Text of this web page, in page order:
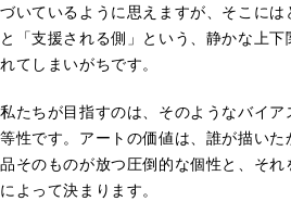
づいているように思えますが、そこには
と「支援される側」という、静かな上
れてしまいがちです。
私たちが目指すのは、そのようなバイ
等性です。アートの価値は、誰が描い
品そのものが放つ圧倒的な個性と、そ
によって決まります。